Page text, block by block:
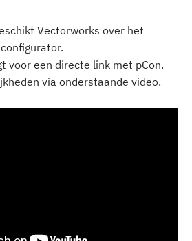
Vectorworks over het
voor een directe link met pCon.
via onderstaande video.